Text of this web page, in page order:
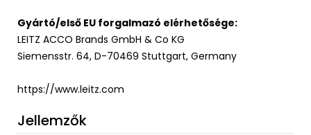
Gyártó/első EU forgalmazó elérhetősége:
LEITZ ACCO Brands GmbH & Co KG
Siemensstr. 64, D-70469 Stuttgart, Germany
https://www.leitz.com
Jellemzők